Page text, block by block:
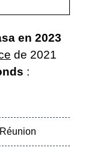
en 2023
de 2021
: